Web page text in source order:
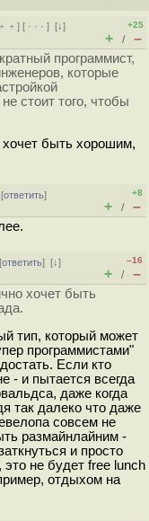
] [ · · ·][↓]
+25
+ / –
программист,
которые
стоит того, чтобы
быть хорошим,
ответить]
+8
+ / –
ответить][↓]
–16
+ / –
хочет быть
тип, который может
программистами"
Если кто
- и пытается всегда
даже когда
так далеко что даже
совсем не
размайнлайним -
и просто
это не будет free lunch
отдыхом на